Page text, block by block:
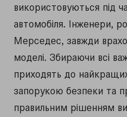
використовуються під
автомобіля. Інженери,
Мерседес, завжди
моделі. Збираючи всі
приходять до
запорукою безпеки та
правильним рішенням